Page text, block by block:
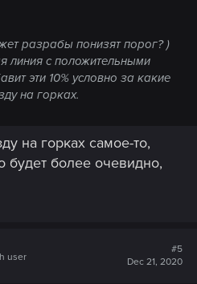
разрабы понизят порог? )
линия с положительными
эти 10% условно за какие
на горках.
на горках самое-то,
будет более очевидно,
user
#5
Dec 21, 2020